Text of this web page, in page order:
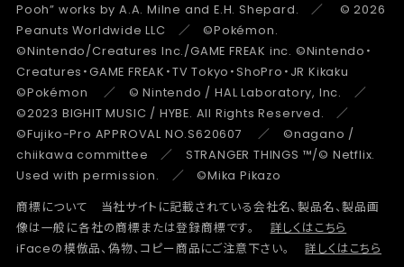
Pooh” works by A.A. Milne and E.H. Shepard. ／ © 2026
Peanuts Worldwide LLC ／ ©Pokémon.
©Nintendo/Creatures Inc./GAME FREAK inc. ©Nintendo・
Creatures・GAME FREAK・TV Tokyo・ShoPro・JR Kikaku
©Pokémon ／ © Nintendo / HAL Laboratory, Inc. ／
©2023 BIGHIT MUSIC / HYBE. All Rights Reserved. ／
©Fujiko-Pro APPROVAL NO.S620607 ／ ©nagano /
chiikawa committee ／ STRANGER THINGS ™/© Netflix.
Used with permission. ／ ©Mika Pikazo
商標について 当社サイトに記載されている会社名、製品名、製品画
像は一般に各社の商標または登録商標です。
詳しくはこちら
iFaceの模倣品、偽物、コピー商品にご注意下さい。
詳しくはこちら